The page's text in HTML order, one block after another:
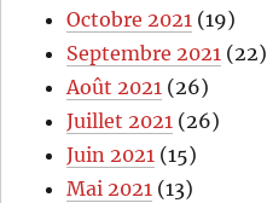
Octobre 2021 (19)
Septembre 2021 (22)
Août 2021 (26)
Juillet 2021 (26)
Juin 2021 (15)
Mai 2021 (13)